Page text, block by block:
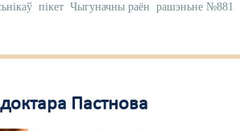
пікет Чыгуначны раён рашэньне №881
Пастнова